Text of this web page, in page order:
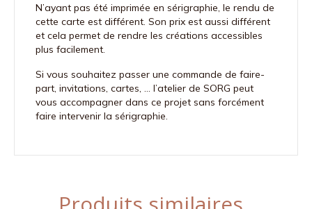
N’ayant pas été imprimée en sérigraphie, le rendu de
cette carte est différent. Son prix est aussi différent
et cela permet de rendre les créations accessibles
plus facilement.
Si vous souhaitez passer une commande de faire-
part, invitations, cartes, … l’atelier de SORG peut
vous accompagner dans ce projet sans forcément
faire intervenir la sérigraphie.